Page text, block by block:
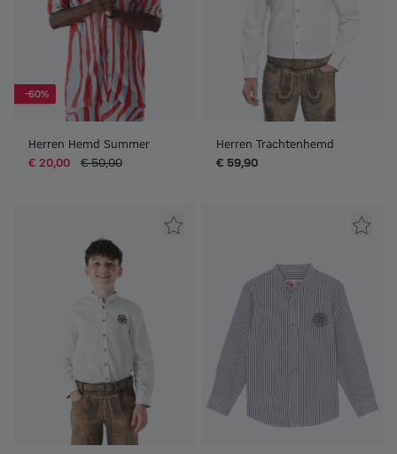
-60%
Herren Hemd Summer
€ 20,00
€ 50,00
Herren Trachtenhemd
€ 59,90